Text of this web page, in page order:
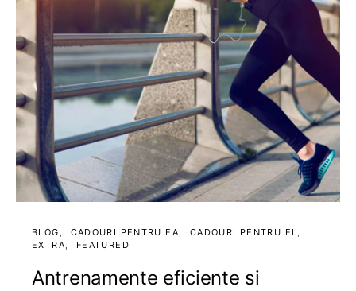
BLOG CADOURI PENTRU EA
CADOURI PENTRU EL
EXTRA
FEATURED
Antrenamente eficiente si